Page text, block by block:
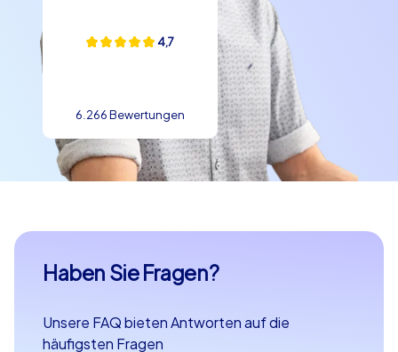
4,7
6.266 Bewertungen
Haben Sie Fragen?
Unsere FAQ bieten Antworten auf die
häufigsten Fragen